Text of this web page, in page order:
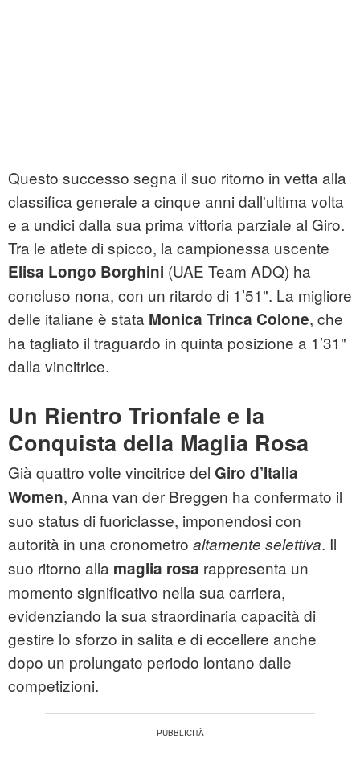
Questo successo segna il suo ritorno in vetta alla
classifica generale a cinque anni dall'ultima volta
e a undici dalla sua prima vittoria parziale al Giro.
Tra le atlete di spicco, la campionessa uscente
Elisa Longo Borghini (UAE Team ADQ) ha
concluso nona, con un ritardo di 1’51". La migliore
delle italiane è stata Monica Trinca Colone, che
ha tagliato il traguardo in quinta posizione a 1’31"
dalla vincitrice.
Un Rientro Trionfale e la
Conquista della Maglia Rosa
Già quattro volte vincitrice del Giro d’Italia
Women, Anna van der Breggen ha confermato il
suo status di fuoriclasse, imponendosi con
autorità in una cronometro altamente selettiva. Il
suo ritorno alla maglia rosa rappresenta un
momento significativo nella sua carriera,
evidenziando la sua straordinaria capacità di
gestire lo sforzo in salita e di eccellere anche
dopo un prolungato periodo lontano dalle
competizioni.